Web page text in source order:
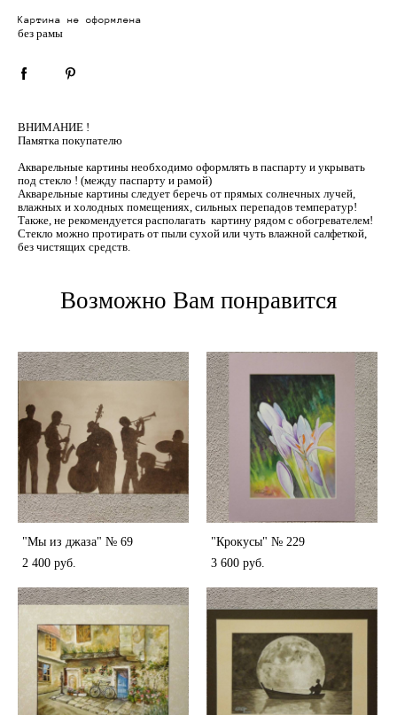
Картина не оформлена
без рамы
ВНИМАНИЕ !
Памятка покупателю
Акварельные картины необходимо оформлять в паспарту и укрывать
под стекло ! (между паспарту и рамой)
Акварельные картины следует беречь от прямых солнечных лучей,
влажных и холодных помещениях, сильных перепадов температур!
Также, не рекомендуется располагать картину рядом с обогревателем!
Стекло можно протирать от пыли сухой или чуть влажной салфеткой,
без чистящих средств.
Возможно Вам понравится
"Мы из джаза" № 69
2 400 pуб.
"Крокусы" № 229
3 600 pуб.